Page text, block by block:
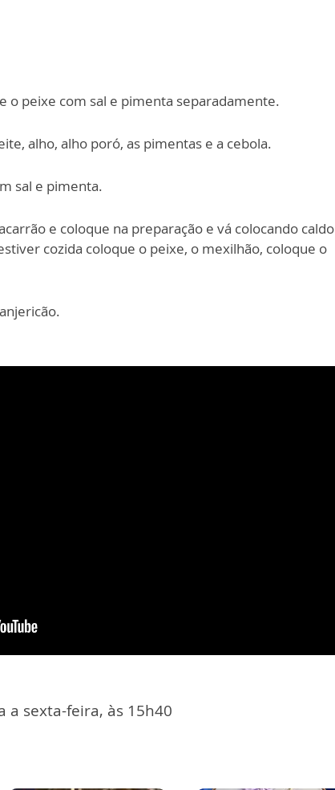
o peixe com sal e pimenta separadamente.
alho, alho poró, as pimentas e a cebola.
sal e pimenta.
e coloque na preparação e vá colocando caldo
cozida coloque o peixe, o mexilhão, coloque o
a sexta-feira, às 15h40